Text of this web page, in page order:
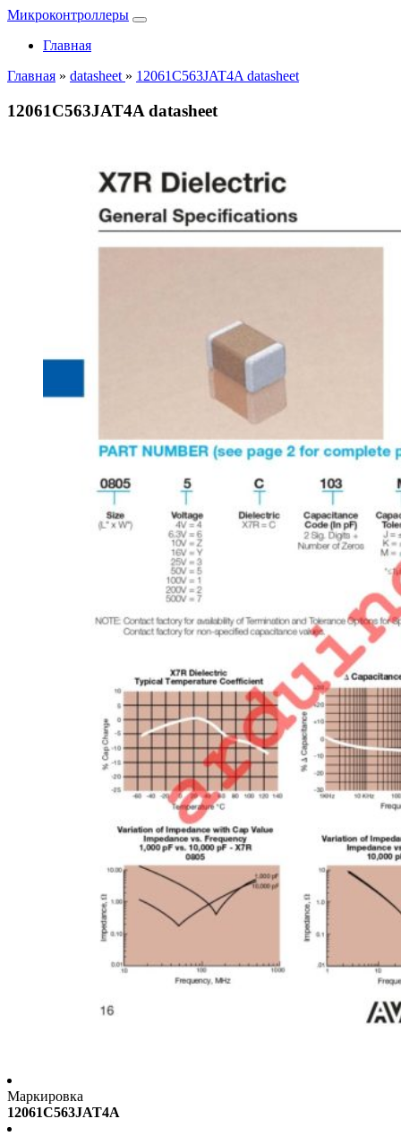
Микроконтроллеры
Главная
Главная » datasheet » 12061C563JAT4A datasheet
12061C563JAT4A datasheet
Маркировка
12061C563JAT4A